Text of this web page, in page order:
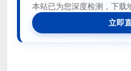
本站已为您深度检测，下载
立即